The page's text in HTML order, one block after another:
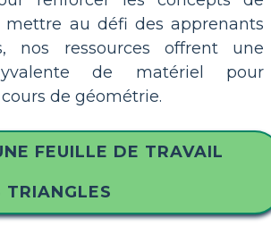
mettre au défi des apprenants
nos ressources offrent une
de matériel pour
de géométrie.
FEUILLE DE TRAVAIL
TRIANGLES